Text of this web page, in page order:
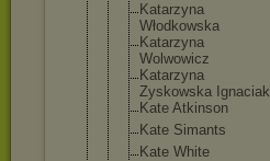
Katarzyna
Włodkowska
Katarzyna
Wolwowicz
Katarzyna
Zyskowska Ignaciak
Kate Atkinson
Kate Simants
Kate White